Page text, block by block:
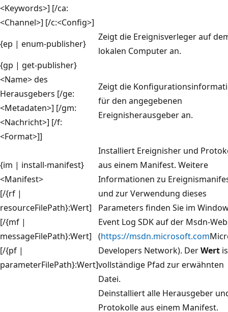
<Keywords>] [/ca:
<Channel>] [/c:<Config>]
{ep | enum-publisher}
Zeigt die Ereignisverleger auf
lokalen Computer an.
{gp | get-publisher}
<Name> des
Herausgebers [/ge:
<Metadaten>] [/gm:
<Nachricht>] [/f:
<Format>]]
Zeigt die
für den angegebenen
Ereignisherausgeber an.
{im | install-manifest}
<Manifest>
[/{rf |
resourceFilePath}:Wert]
[/{mf |
messageFilePath}:Wert]
[/{pf |
parameterFilePath}:Wert]
Installiert Ereignisher und
aus einem Manifest. Weitere
Informationen zu
und zur Verwendung dieses
Parameters finden Sie im
Event Log SDK auf der Msdn-
(https://msdn.microsoft.com
Developers Network). DerWert
vollständige Pfad zur erwähnten
Datei.
Deinstalliert alle Herausgeber
Protokolle aus einem Manifest.